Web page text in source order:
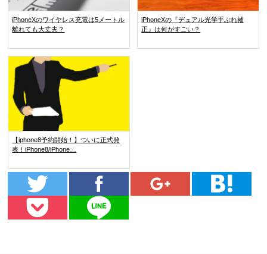
iPhoneXのワイヤレス充電は5メートル
離れても大丈夫？
iPhoneXの『デュアル光学手ぶれ補
正』は何がすごい？
【iphone8予約開始！】ついに正式発
表！iPhone8/iPhone…